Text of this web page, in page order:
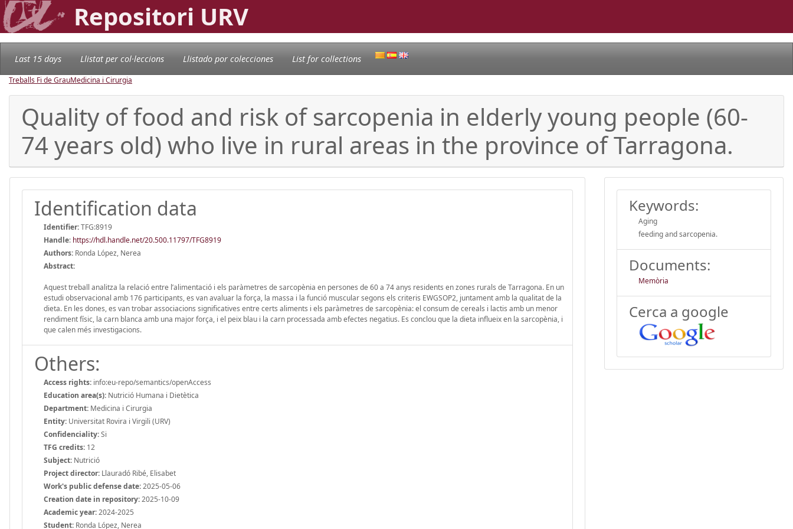
Repositori URV
Last 15 days Llistat per col·leccions Llistado por colecciones List for collections
Treballs Fi de GrauMedicina i Cirurgia
Quality of food and risk of sarcopenia in elderly young people (60-
74 years old) who live in rural areas in the province of Tarragona.
Identification data
Identifier:TFG:8919
Handle: https://hdl.handle.net/20.500.11797/TFG8919
Authors: Ronda López, Nerea
Abstract:
Aquest treball analitza la relació entre l’alimentació i els paràmetres de sarcopènia en persones de 60 a 74 anys residents en zones rurals de Tarragona. En un
estudi observacional amb 176 participants, es van avaluar la força, la massa i la funció muscular segons els criteris EWGSOP2, juntament amb la qualitat de la
dieta. En les dones, es van trobar associacions significatives entre certs aliments i els paràmetres de sarcopènia: el consum de cereals i lactis amb un menor
rendiment físic, la carn blanca amb una major força, i el peix blau i la carn processada amb efectes negatius. Es conclou que la dieta influeix en la sarcopènia, i
que calen més investigacions.
Others:
Access rights: info:eu-repo/semantics/openAccess
Education area(s): Nutrició Humana i Dietètica
Department: Medicina i Cirurgia
Entity: Universitat Rovira i Virgili (URV)
Confidenciality:Si
TFG credits: 12
Subject: Nutrició
Project director: Llauradó Ribé, Elisabet
Work's public defense date:2025-05-06
Creation date in repository:2025-10-09
Academic year:2024-2025
Student: Ronda López, Nerea
Keywords:
Aging
feeding and sarcopenia.
Documents:
Memòria
Cerca a google